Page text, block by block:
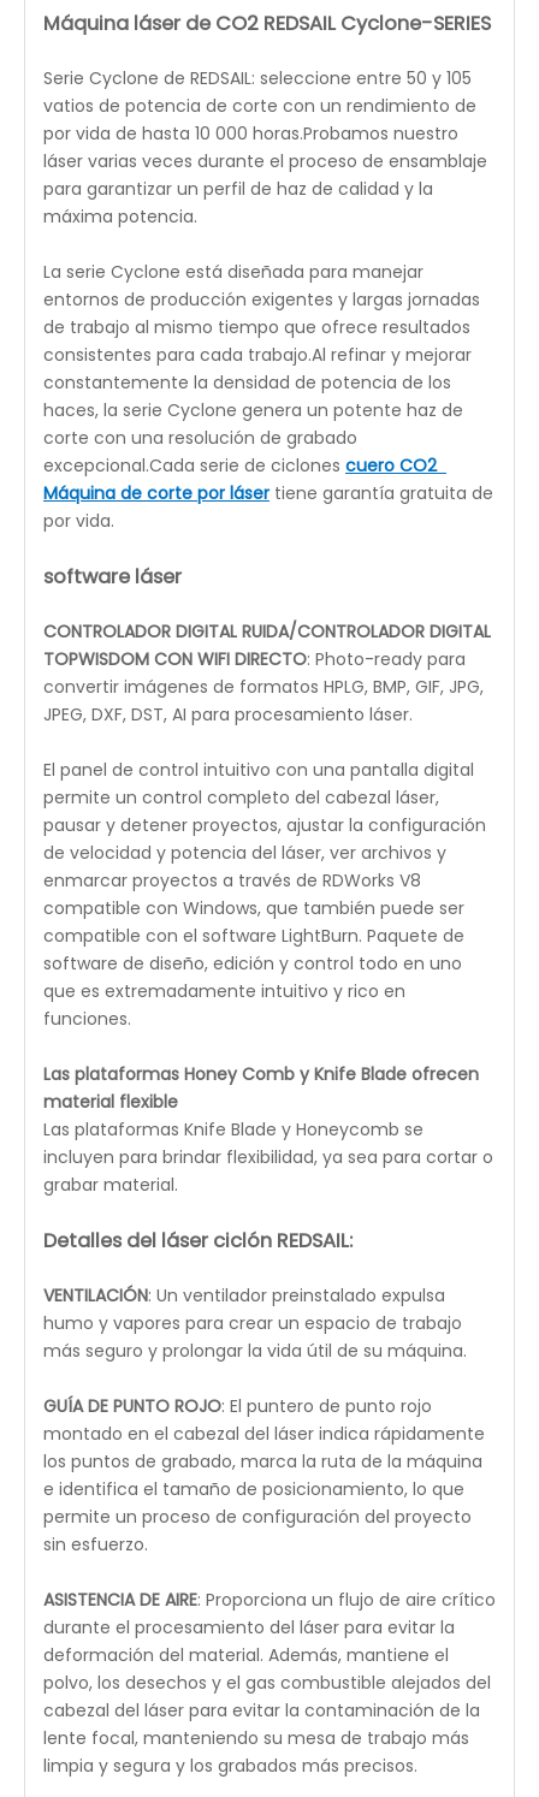
¡PREGUNTE POR NUESTRA DEMO GRATUITA EN EL
SITIO!
¡Podemos hacer un LIVE gratis en línea!
Máquina láser de CO2 REDSAIL Cyclone-SERIES
Serie Cyclone de REDSAIL: seleccione entre 50 y 105
vatios de potencia de corte con un rendimiento de
por vida de hasta 10 000 horas.Probamos nuestro
láser varias veces durante el proceso de ensamblaje
para garantizar un perfil de haz de calidad y la
máxima potencia.
La serie Cyclone está diseñada para manejar
entornos de producción exigentes y largas jornadas
consistentes para cada trabajo.Al refinar y mejorar
constantemente la densidad de potencia de los
haces, la serie Cyclone genera un potente haz de
corte con una resolución de grabado
excepcional.Cada serie de ciclones
cuero CO2
Máquina de corte por láser
por vida.
software láser
CONTROLADOR DIGITAL RUIDA/CONTROLADOR DIGITAL
TOPWISDOM CON WIFI DIRECTO
: Photo-ready para
convertir imágenes de formatos HPLG, BMP, GIF, JPG,
JPEG, DXF, DST, AI para procesamiento láser.
El panel de control intuitivo con una pantalla digital
permite un control completo del cabezal láser,
pausar y detener proyectos, ajustar la configuración
enmarcar proyectos a través de RDWorks V8
compatible con Windows, que también puede ser
compatible con el software LightBurn. Paquete de
software de diseño, edición y control todo en uno
que es extremadamente intuitivo y rico en
funciones.
Las plataformas Honey Comb y Knife Blade ofrecen